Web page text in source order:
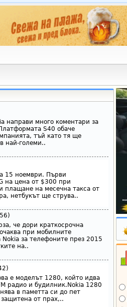
направи много коментари за
S40 обаче
тъй като тя ще
най-големи..
15 ноември. Първи
на цена от $300 при
плащане на месечна такса от
нетбукът ще струва..
че дори краткосрочна
при мобилните
Nokia за телефоните през 2015
на..
е моделът 1280, който идва
радио и будилник.Nokia 1280
в паметта си до пет
от прах,..